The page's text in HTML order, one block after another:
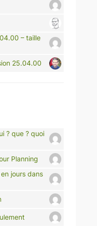
– taille
25.04.00
? que ? quoi
Planning
jours dans